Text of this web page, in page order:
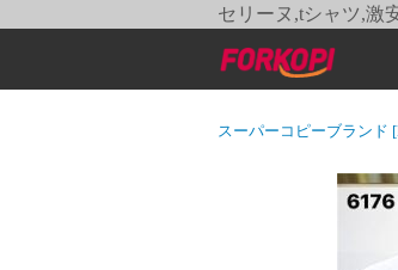
セリーヌ,tシャツ,激
スーパーコピーブランド